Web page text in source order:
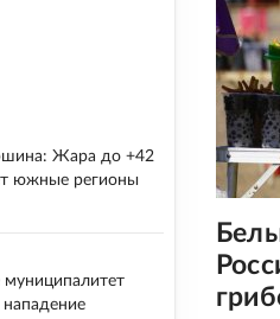
Жара до +42
южные регионы